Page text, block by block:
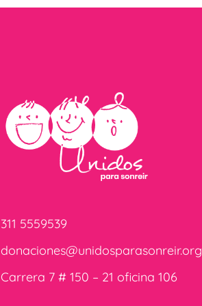
311 5559539
donaciones@unidosparasonreir.org
Carrera 7 # 150 – 21 oficina 106